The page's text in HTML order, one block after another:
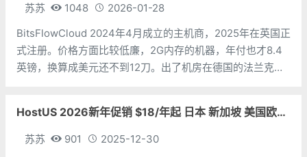
苏苏 1048
2026-01-28
BitsFlowCloud 2024年4月成立的主机商，2025年在英国正
式注册。价格方面比较低廉，2G内存的机器，年付也才8.4
英镑，换算成美元还不到12刀。出了机房在德国的法兰克福
规定的；比较
HostUS 2026新年促销 $18/年起 日本 新加坡 美国欧洲 澳大利亚等
苏苏 901
2025-12-30